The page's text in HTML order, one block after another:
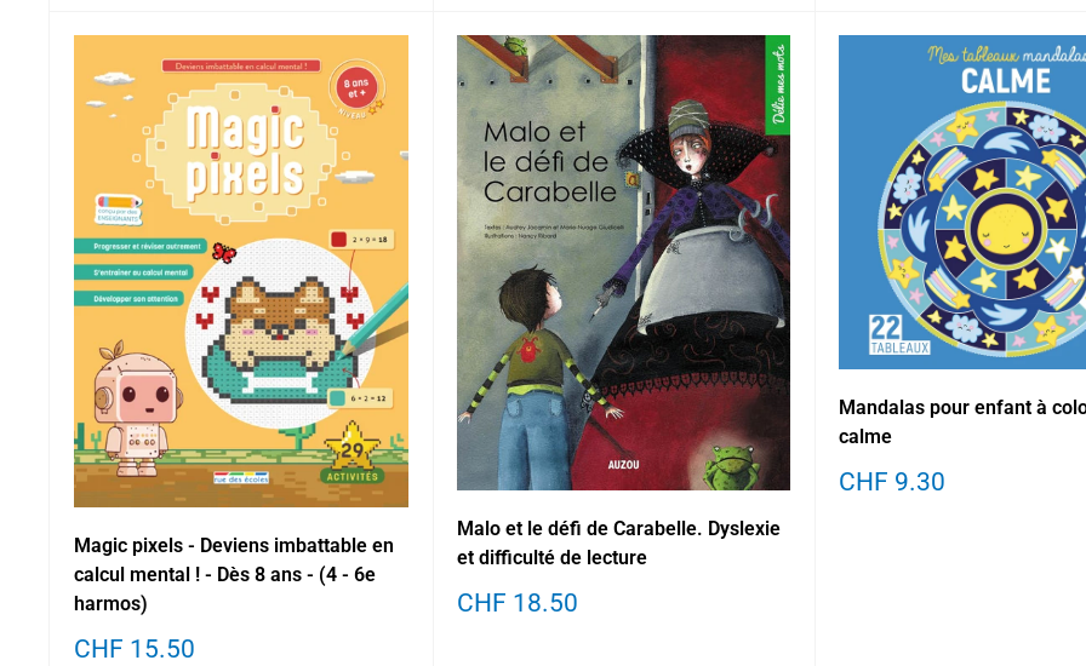
Magic pixels - Deviens imbattable en
calcul mental ! - Dès 8 ans - (4 - 6e
harmos)
Prix
CHF 15.50
Malo et le défi de Carabelle. Dyslexie
et difficulté de lecture
Prix
CHF 18.50
Mandalas pour enfant à
calme
Prix
CHF 9.30